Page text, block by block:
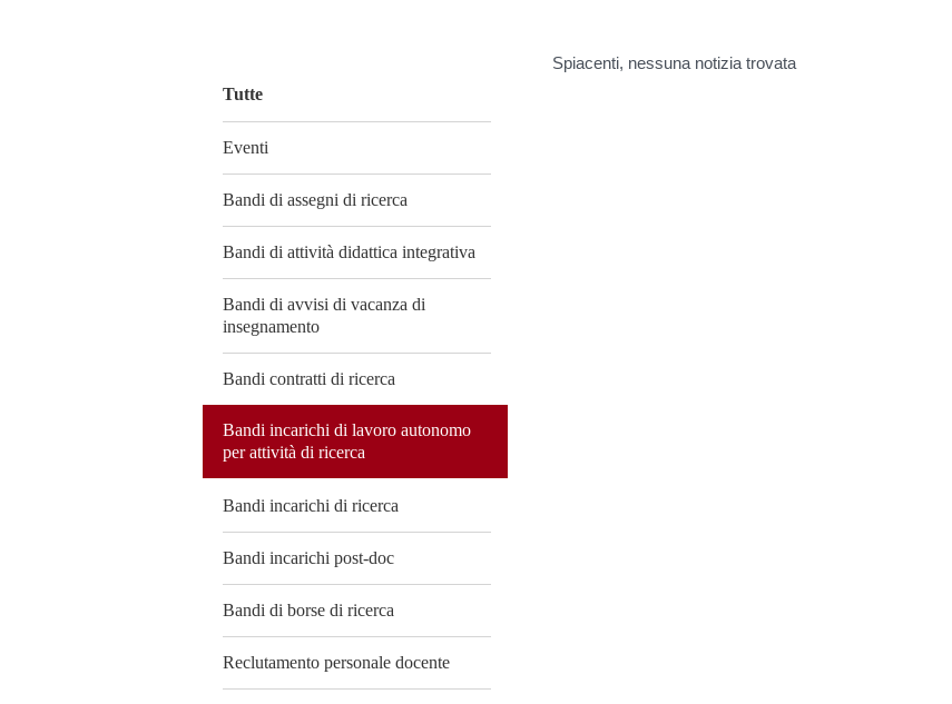
Tutte
Eventi
Bandi di assegni di ricerca
Bandi di attività didattica integrativa
Bandi di avvisi di vacanza di
insegnamento
Bandi contratti di ricerca
Bandi incarichi di lavoro autonomo
per attività di ricerca
Bandi incarichi di ricerca
Bandi incarichi post-doc
Bandi di borse di ricerca
Reclutamento personale docente
Spiacenti, nessuna notizia trovata